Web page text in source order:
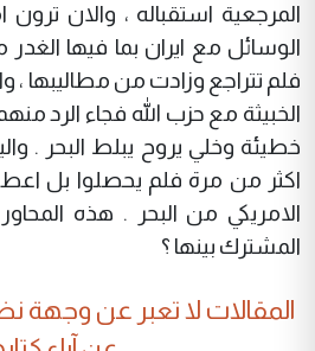
المرجعية استقباله ، والان
الوسائل مع ايران بما فيها
فلم تتراجع وزادت من مطاليبها ،
الخبيثة مع حزب الله فجاء الرد
خطيئة وخلي يروح يبلط البحر .
اكثر من مرة فلم يحصلوا بل
الامريكي من البحر . هذه
المشترك بينها ؟
المقالات لا تعبر عن وجهة نظر